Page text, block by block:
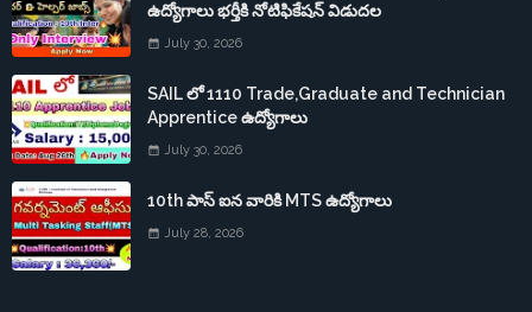
ఉద్యోగాలు భర్తీకి నోటిఫికేషన్ విడుదల
July 30, 2026
SAIL లో 1110 Trade,Graduate and Technician
Apprentice ఉద్యోగాలు
July 30, 2026
10th పాస్ ఐన వారికి MTS ఉద్యోగాలు
July 28, 2026